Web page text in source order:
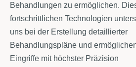
Behandlungen zu ermöglichen.
fortschrittlichen Technologien
uns bei der Erstellung detaillierter
Behandlungspläne und
Eingriffe mit höchster Präzision